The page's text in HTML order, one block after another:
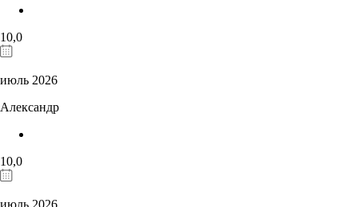
10,0
июль 2026
Александр
10,0
июль 2026